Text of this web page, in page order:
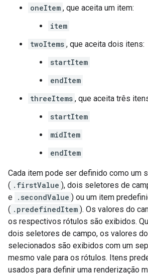
oneItem , que aceita um item:
item
twoItems , que aceita dois itens:
startItem
endItem
threeItems , que aceita três
startItem
midItem
endItem
Cada item pode ser definido como um
( .firstValue ), dois seletores de
e .secondValue ) ou um item
( .predefinedItem ). Os valores do
os respectivos rótulos são exibidos.
dois seletores de campo, os valores
selecionados são exibidos com um
mesmo vale para os rótulos. Itens
usados para definir uma renderização